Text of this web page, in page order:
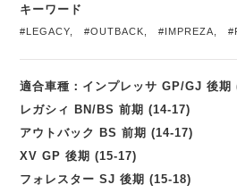
キーワード
#LEGACY ,#OUTBACK ,#IMPREZA ,
適合車種：インプレッサ GP/GJ 後期
レガシィ BN/BS 前期 (14-17)
アウトバック BS 前期 (14-17)
XV GP 後期 (15-17)
フォレスター SJ 後期 (15-18)